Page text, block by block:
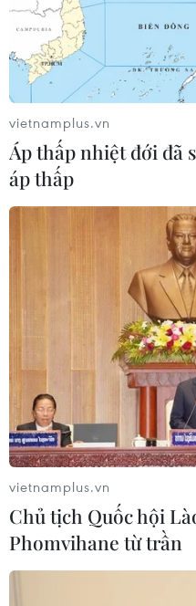
Bà Rịa-Vũng Tàu:
giáo viên bạo hành
Phòng Giáo dục và Đào
việc với các cá nhân liên
Facebook lan truyền clip
tại Trường mầm non H.H.
vietnamplus.vn
Áp thấp nhiệt đới đã
áp thấp
vietnamplus.vn
Chủ tịch Quốc hội
Phomvihane từ trần